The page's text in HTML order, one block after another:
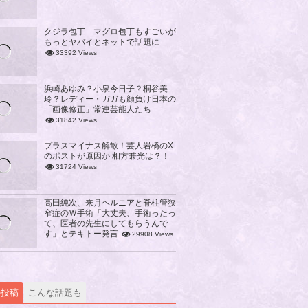
クジラ包丁 マグロ包丁もすごいが
もっとヤバイとネットで話題に
33392 Views
浜崎あゆみ？小泉今日子？桐谷美
玲？レディー・ガガも顔負け日本の
「画像修正」常連芸能人たち
31842 Views
プラスマイナス解散！芸人岩橋のX
のポストが原因か 相方兼光は？！
31724 Views
高田純次、来月ヘルニアと脊柱管狭
窄症のＷ手術「大丈夫、手術ったっ
て、医者の先生にしてもらうんで
す」とテキトー発言
29908 Views
稿 こんな話題も